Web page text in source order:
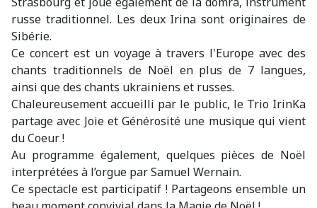
russe traditionnel. Les deux Irina sont originaires de
Sibérie.
Ce concert est un voyage à travers l'Europe avec des
chants traditionnels de Noël en plus de 7 langues,
ainsi que des chants ukrainiens et russes.
Chaleureusement accueilli par le public, le Trio IrinKa
partage avec Joie et Générosité une musique qui vient
du Coeur !
Au programme également, quelques pièces de Noël
interprétées à l’orgue par Samuel Wernain.
Ce spectacle est participatif ! Partageons ensemble un